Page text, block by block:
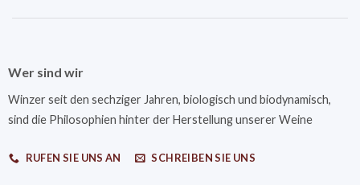
Wer sind wir
Winzer seit den sechziger Jahren, biologisch und biodynamisch,
sind die Philosophien hinter der Herstellung unserer Weine
RUFEN SIE UNS AN SCHREIBEN SIE UNS